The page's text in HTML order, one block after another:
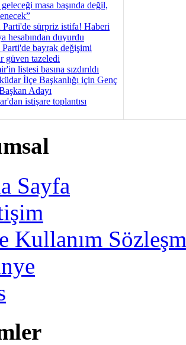
masa başında değil,
sürpriz istifa! Haberi
hesabından duyurdu
bayrak değişimi
güven tazeledi
listesi basına sızdırıldı
İlçe Başkanlığı için Genç
Adayı
istişare toplantısı
Sayfa
Kullanım